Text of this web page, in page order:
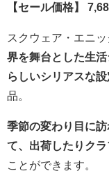
【セール価格】
スクウェア・エニッ
界を舞台とした生
らしいシリアスな
品。
季節の変わり目に
て、出荷したりク
ことができます。